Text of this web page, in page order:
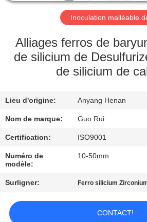
NOUS
VISITE
D'USINE
DE
QUALITÉ
CONTACTEZ-
NOUS
NOUVELLES
Inoculation malléable
Alliages ferros de
de silicium de
de silicium de
Lieu d'origine: Anyang Henan
Nom de marque: Guo Rui
Certification: ISO9001
Numéro de
modèle:
10-50mm
Surligner: Ferro silicium
CONTACT!